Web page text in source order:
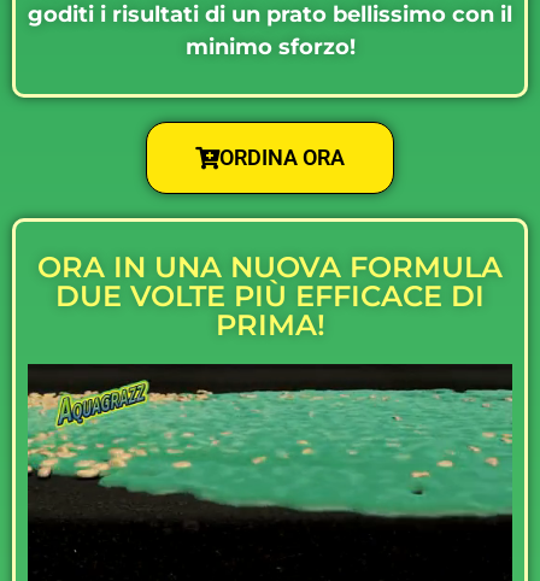
goditi i risultati di un prato bellissimo con il
minimo sforzo!
ORDINA ORA
ORA IN UNA NUOVA FORMULA
DUE VOLTE PIÙ EFFICACE DI
PRIMA!